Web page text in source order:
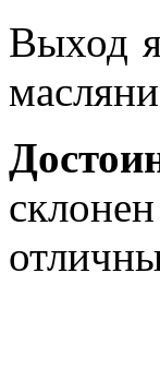
Выход